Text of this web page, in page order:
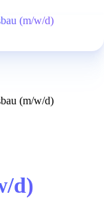
(m/w/d)
(m/w/d)
d)